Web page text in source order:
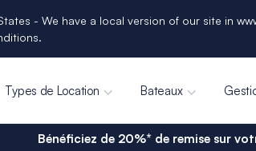
- We have a local version of our site in
Types de Location Bateaux
Bénéficiez de 20%* de remise sur